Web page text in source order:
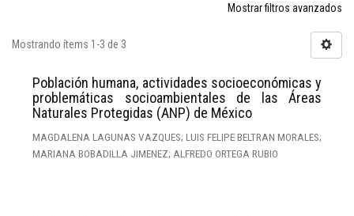
Mostrar filtros avanzados
Mostrando ítems 1-3 de 3
Población humana, actividades socioeconómicas y
problemáticas socioambientales de las Áreas
Naturales Protegidas (ANP) de México
MAGDALENA LAGUNAS VAZQUES; LUIS FELIPE BELTRAN MORALES;
MARIANA BOBADILLA JIMENEZ; ALFREDO ORTEGA RUBIO